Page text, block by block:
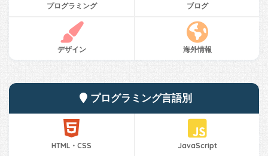
プログラミング ブログ
デザイン 海外情報
プログラミング言語別
HTML・CSS JavaScript